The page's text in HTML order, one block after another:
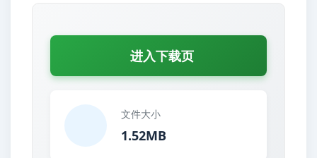
进入下载页
文件大小
1.52MB